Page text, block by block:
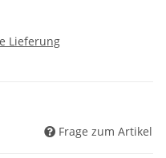
Lieferung
Frage zum Artikel